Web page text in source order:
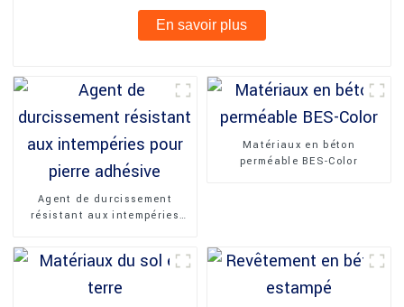
En savoir plus
Agent de durcissement
résistant aux intempéries
Matériaux en béton
perméable BES-Color